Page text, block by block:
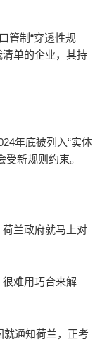
管制“穿透性规
清单的企业，其持
年底被列入“实体
新规则约束。
兰政府就马上对
难用巧合来解
就通知荷兰，正考